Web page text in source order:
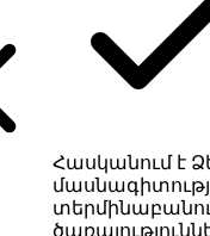
Հասկանում է